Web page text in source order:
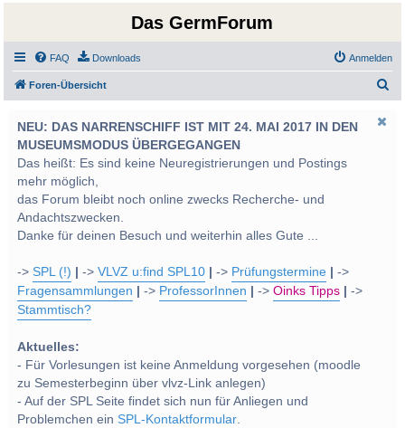
Das GermForum
FAQ Downloads Anmelden
Foren-Übersicht
NEU: DAS NARRENSCHIFF IST MIT 24. MAI 2017 IN DEN
MUSEUMSMODUS ÜBERGEGANGEN
Das heißt: Es sind keine Neuregistrierungen und Postings
mehr möglich,
das Forum bleibt noch online zwecks Recherche- und
Andachtszwecken.
Danke für deinen Besuch und weiterhin alles Gute ...
->SPL (!) ->VLVZ u:find SPL10 -> Prüfungstermine
->
Fragensammlungen
-> ProfessorInnen ->Oinks Tipps
->
Stammtisch?
Aktuelles:
- Für Vorlesungen ist keine Anmeldung vorgesehen (moodle
zu Semesterbeginn über vlvz-Link anlegen)
- Auf der SPL Seite findet sich nun für Anliegen und
Problemchen einSPL-Kontaktformular.